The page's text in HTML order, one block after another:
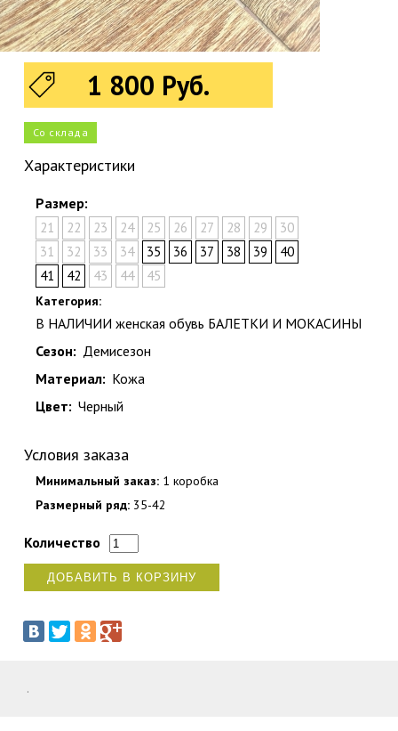
1 800 Руб.
Со склада
Характеристики
Размер:
21 22 23 24 25 26 27 28 29
30
31
32 33 34 35 36 37 38 39
40
41
42 43 44 45
Категория:
В НАЛИЧИИ женская обувь БАЛЕТКИ И МОКАСИНЫ
Сезон: Демисезон
Материал: Кожа
Цвет: Черный
Условия заказа
Минимальный заказ: 1 коробка
Размерный ряд: 35-42
Количество
.